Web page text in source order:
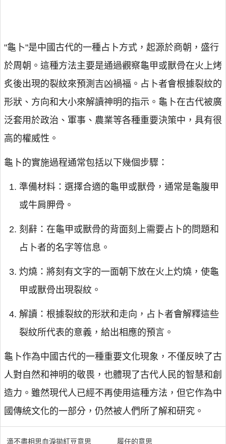
"龜卜"是中國古代的一種占卜方式，起源於商朝，盛行
於周朝。這種方法主要是通過觀察龜甲或獸骨在火上烤
炙後出現的裂紋來預測吉凶禍福。占卜者會根據裂紋的
形狀、方向和大小來解讀神明的指示。龜卜在古代被廣
泛套用於政治、軍事、農業等各種重要決策中，具有很
高的權威性。
龜卜的實施過程通常包括以下幾個步驟：
準備材料：選擇合適的龜甲或獸骨，通常是龜腹甲
或牛肩胛骨。
刻辭：在龜甲或獸骨的背面刻上需要占卜的問題和
占卜者的名字等信息。
灼燒：將刻有文字的一面朝下放在火上灼燒，使龜
甲或獸骨出現裂紋。
解讀：根據裂紋的形狀和走向，占卜者會解釋這些
裂紋所代表的意義，給出相應的預言。
龜卜作為中國古代的一種重要文化現象，不僅反映了古
人對自然和神明的敬畏，也體現了古代人民的智慧和創
造力。雖然現代人已經不再使用這種方法，但它作為中
國傳統文化的一部分，仍然被人們所了解和研究。
滴不盡相思血淚拋紅豆意思 履任的意思